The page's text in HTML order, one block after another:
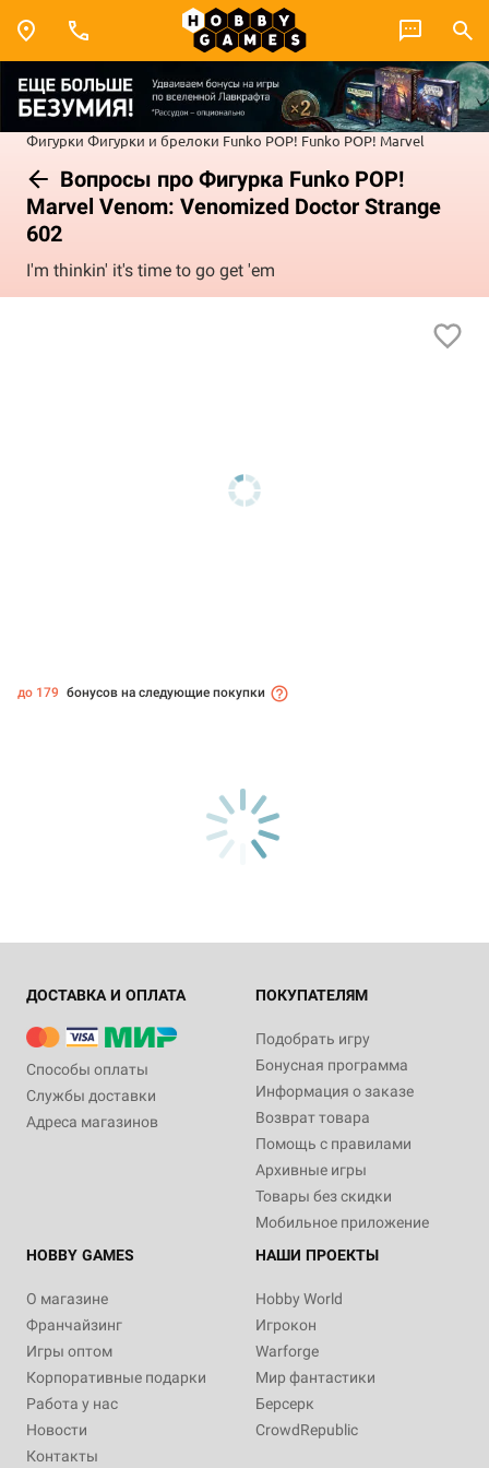
Фигурки Фигурки и брелоки Funko POP! Funko POP! Marvel
Вопросы про Фигурка Funko POP!
Marvel Venom: Venomized Doctor Strange
602
I'm thinkin' it's time to go get 'em
до 179 бонусов на следующие покупки
ДОСТАВКА И ОПЛАТА
Способы оплаты
Службы доставки
Адреса магазинов
ПОКУПАТЕЛЯМ
Подобрать игру
Бонусная программа
Информация о заказе
Возврат товара
Помощь с правилами
Архивные игры
Товары без скидки
Мобильное приложение
HOBBY GAMES
О магазине
Франчайзинг
Игры оптом
Корпоративные подарки
Работа у нас
Новости
Контакты
НАШИ ПРОЕКТЫ
Hobby World
Игрокон
Warforge
Мир фантастики
Берсерк
CrowdRepublic